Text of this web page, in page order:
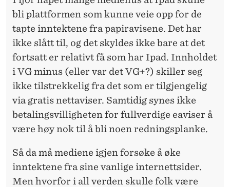
bli plattformen som kunne veie opp for de
tapte inntektene fra papiravisene. Det har
ikke slått til, og det skyldes ikke bare at det
fortsatt er relativt få som har Ipad. Innholdet
i VG minus (eller var det VG+?) skiller seg
ikke tilstrekkelig fra det som er tilgjengelig
via gratis nettaviser. Samtidig synes ikke
betalingsvilligheten for fullverdige eaviser å
være høy nok til å bli noen redningsplanke.
Så da må mediene igjen forsøke å øke
inntektene fra sine vanlige internettsider.
Men hvorfor i all verden skulle folk være